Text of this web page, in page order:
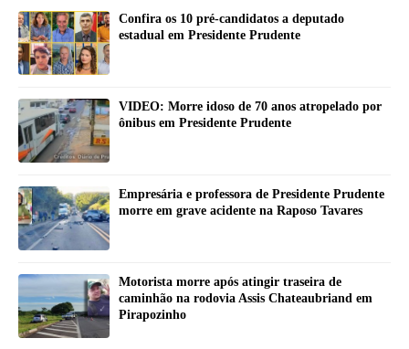
Confira os 10 pré-candidatos a deputado
estadual em Presidente Prudente
VIDEO: Morre idoso de 70 anos atropelado por
ônibus em Presidente Prudente
Empresária e professora de Presidente Prudente
morre em grave acidente na Raposo Tavares
Motorista morre após atingir traseira de
caminhão na rodovia Assis Chateaubriand em
Pirapozinho